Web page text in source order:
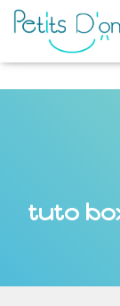
tuto